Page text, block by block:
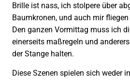
Brille ist nass, ich stolpere über
Baumkronen, und auch mir
Den ganzen Vormittag muss ich
einerseits maßregeln und
der Stange halten.
Diese Szenen spielen sich weder